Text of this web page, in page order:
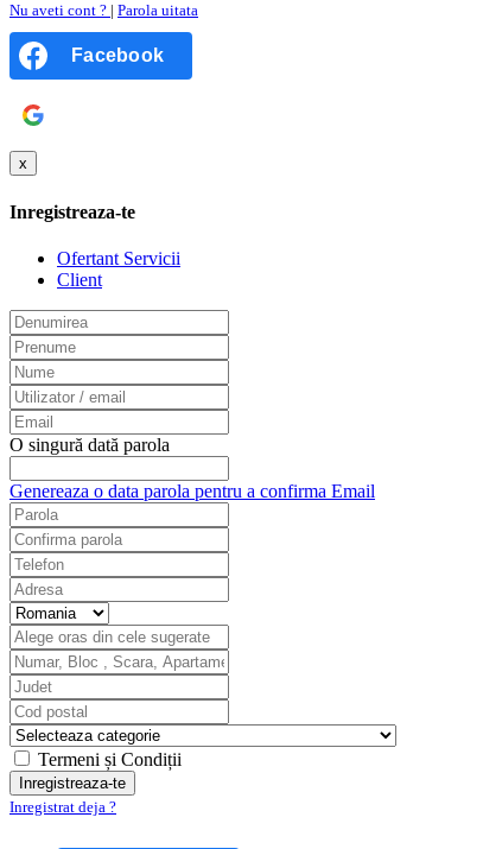
Nu aveti cont ? | Parola uitata
Facebook
x
Inregistreaza-te
Ofertant Servicii
Client
O singură dată parola
Genereaza o data parola pentru a confirma Email
Termeni și Condiții
Inregistrat deja ?